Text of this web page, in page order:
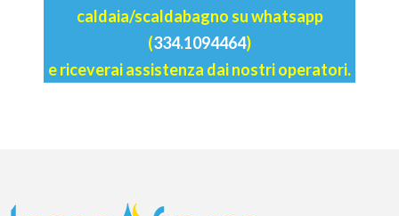
caldaia/scaldabagno su whatsapp
(334.1094464)
e riceverai assistenza dai nostri operatori.